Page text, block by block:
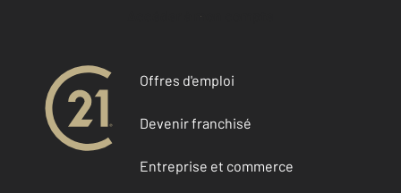
Accéder à mon compte
Offres d'emploi
Devenir franchisé
Entreprise et commerce